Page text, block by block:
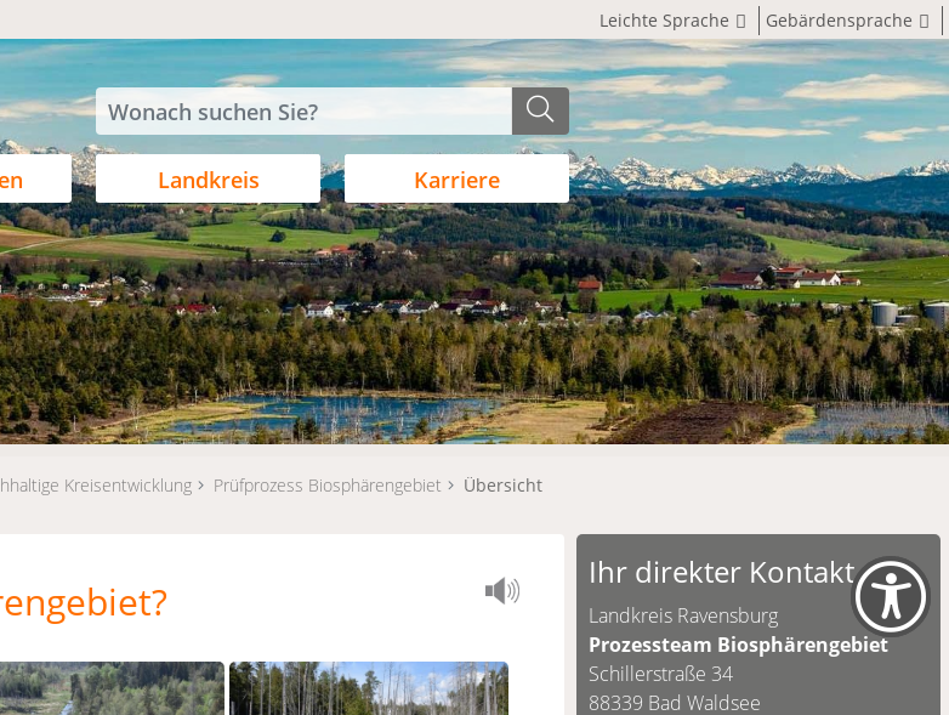
Leichte Sprache Gebärdensprache
Landkreis Karriere
Kreisentwicklung Prüfprozess Biosphärengebiet Übersicht
Ihr direkter Kontakt
Landkreis Ravensburg
Prozessteam Biosphärengebiet
Schillerstraße 34
88339 Bad Waldsee